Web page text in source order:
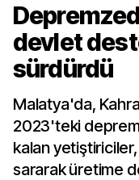
devlet
sürdürdü
Malatya'da,
2023'teki
kalan
sararak üretime